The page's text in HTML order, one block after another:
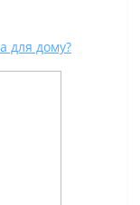
для дому?